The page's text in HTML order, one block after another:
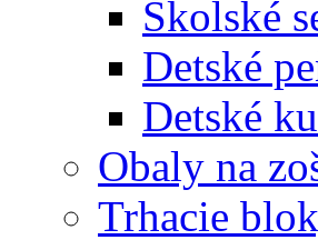
Školské
Detské
Detské
Obaly na
Trhacie